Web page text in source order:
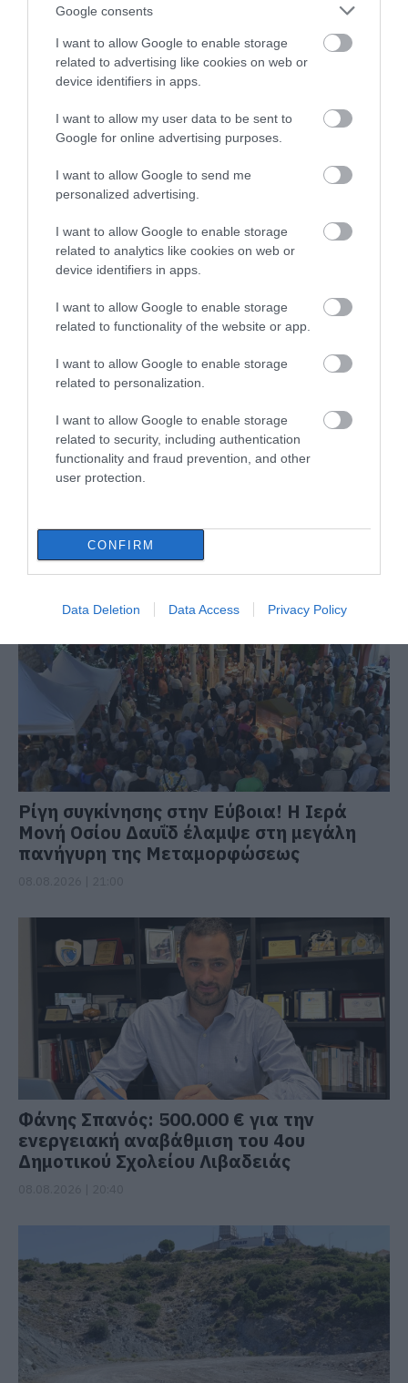
Google consents
I want to allow Google to enable storage
related to advertising like cookies on web or
device identifiers in apps.
I want to allow my user data to be sent to
Google for online advertising purposes.
I want to allow Google to send me
personalized advertising.
I want to allow Google to enable storage
related to analytics like cookies on web or
device identifiers in apps.
I want to allow Google to enable storage
related to functionality of the website or app.
I want to allow Google to enable storage
related to personalization.
I want to allow Google to enable storage
related to security, including authentication
functionality and fraud prevention, and other
user protection.
CONFIRM
Data Deletion Data Access Privacy Policy
ΔΙΑΒΑΣΤΕ ΕΠΙΣΗΣ
Ρίγη συγκίνησης στην Εύβοια! Η Ιερά
Μονή Οσίου Δαυΐδ έλαμψε στη μεγάλη
πανήγυρη της Μεταμορφώσεως
Φάνης Σπανός: 500.000 € για την
ενεργειακή αναβάθμιση του 4ου
Δημοτικού Σχολείου Λιβαδειάς